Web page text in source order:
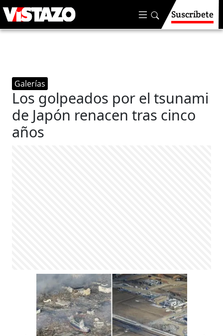
Suscríbete
Galerías
Los golpeados por el tsunami
de Japón renacen tras cinco
años